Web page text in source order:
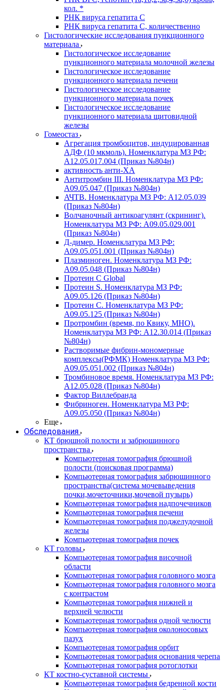
кол. *
РНК вируса гепатита C
РНК вируса гепатита C, количественно
Гистологические исследования пункционного
материала
Гистологическое исследование
пункционного материала молочной железы
Гистологическое исследование
пункционного материала печени
Гистологическое исследование
пункционного материала почек
Гистологическое исследование
пункционного материала щитовидной
железы
Гомеостаз
Агрегация тромбоцитов, индуцированная
АДФ (10 мкмоль). Номенклатура МЗ РФ:
A12.05.017.004 (Приказ №804н)
активность анти-ХА
Антитромбин III. Номенклатура МЗ РФ:
A09.05.047 (Приказ №804н)
АЧТВ. Номенклатура МЗ РФ: A12.05.039
(Приказ №804н)
Волчаночный антикоагулянт (скрининг).
Номенклатура МЗ РФ: A09.05.029.001
(Приказ №804н)
Д-димер. Номенклатура МЗ РФ:
A09.05.051.001 (Приказ №804н)
Плазминоген. Номенклатура МЗ РФ:
A09.05.048 (Приказ №804н)
Протеин C Global
Протеин S. Номенклатура МЗ РФ:
A09.05.126 (Приказ №804н)
Протеин С. Номенклатура МЗ РФ:
A09.05.125 (Приказ №804н)
Протромбин (время, по Квику, МНО).
Номенклатура МЗ РФ: A12.30.014 (Приказ
№804н)
Растворимые фибрин-мономерные
комплексы(РФМК) Номенклатура МЗ РФ:
A09.05.051.002 (Приказ №804н)
Тромбиновое время. Номенклатура МЗ РФ:
A12.05.028 (Приказ №804н)
Фактор Виллебранда
Фибриноген. Номенклатура МЗ РФ:
A09.05.050 (Приказ №804н)
Еще
Обследования
КТ брюшной полости и забрюшинного
пространства
Компьютерная томография брюшной
полости (поисковая программа)
Компьютерная томография забрюшинного
пространства(система мочевыведения
почки,мочеточники,мочевой пузырь)
Компьютерная томография надпочечников
Компьютерная томография печени
Компьютерная томография поджелудочной
железы
Компьютерная томография почек
КТ головы
Компьютерная томография височной
области
Компьютерная томография головного мозга
Компьютерная томография головного мозга
с контрастом
Компьютерная томография нижней и
верхней челюсти
Компьютерная томография одной челюсти
Компьютерная томография околоносовых
пазух
Компьютерная томография орбит
Компьютерная томография основания черепа
Компьютерная томография ротоглотки
КТ костно-суставной системы
Компьютерная томография бедренной кости